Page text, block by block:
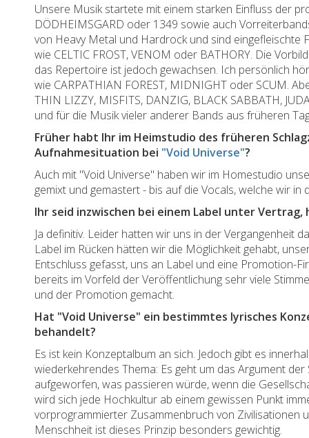
Unsere Musik startete mit einem starken Einfluss der
DÖDHEIMSGARD oder 1349 sowie auch
von Heavy Metal und Hardrock und sind
wie CELTIC FROST, VENOM oder BATHORY. Die
das Repertoire ist jedoch gewachsen. Ich persönlich
wie CARPATHIAN FOREST, MIDNIGHT oder SCUM.
THIN LIZZY, MISFITS, DANZIG, BLACK SABBATH,
und für die Musik vieler anderer Bands aus früheren
Früher habt Ihr im Heimstudio des früheren
Aufnahmesituation bei "Void Universe"?
Auch mit "Void Universe" haben wir im Homestudio
gemixt und gemastert - bis auf die Vocals, welche wir
Ihr seid inzwischen bei einem Label unter
Ja definitiv. Leider hatten wir uns in der Vergangenheit
Label im Rücken hätten wir die Möglichkeit gehabt,
Entschluss gefasst, uns an Label und eine Promotion-
bereits im Vorfeld der Veröffentlichung sehr viele
und der Promotion gemacht.
Hat "Void Universe" ein bestimmtes lyrisches
behandelt?
Es ist kein Konzeptalbum an sich. Jedoch gibt es
wiederkehrendes Thema: Es geht um das Argument
aufgeworfen, was passieren würde, wenn die
wird sich jede Hochkultur ab einem gewissen Punkt
vorprogrammierter Zusammenbruch von Zivilisationen
Menschheit ist dieses Prinzip besonders gewichtig.